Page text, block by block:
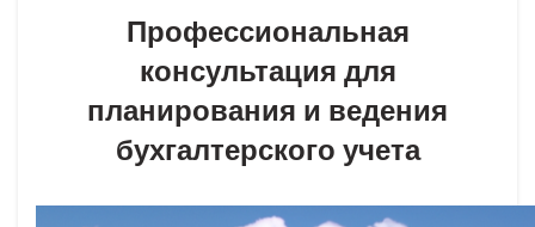
Профессиональная
консультация для
планирования и ведения
бухгалтерского учета